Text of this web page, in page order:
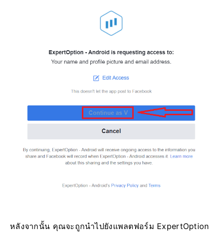
หลังจากนั้น คุณจะถูกนำไปยังแพลตฟอร์ม ExpertOption